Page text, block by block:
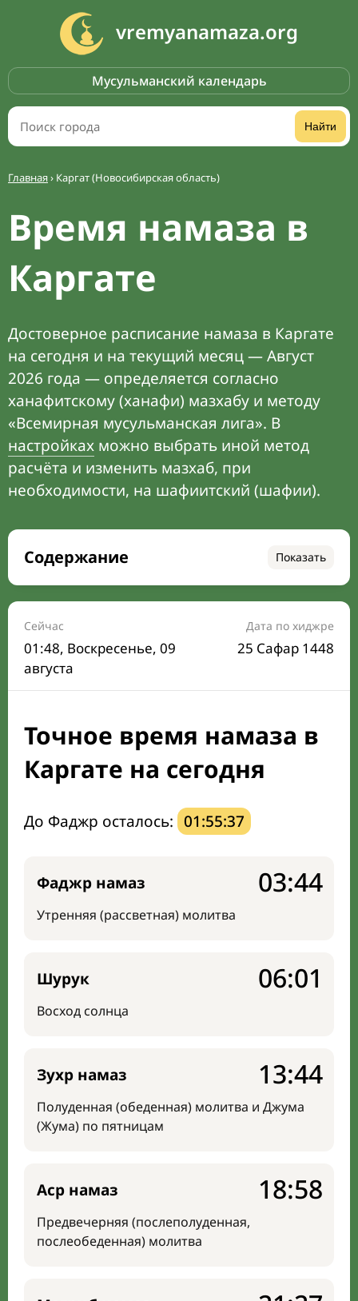
vremyanamaza.org
Мусульманский календарь
Найти
Главная› Каргат (Новосибирская область)
Время намаза в
Каргате
Достоверное расписание намаза в Каргате
на сегодня и на текущий месяц — Август
2026 года — определяется согласно
ханафитскому (ханафи) мазхабу и методу
«Всемирная мусульманская лига». В
настройках можно выбрать иной метод
расчёта и изменить мазхаб, при
необходимости, на шафиитский (шафии).
Содержание Показать
Время намаза на сегодня
Расписание на месяц
Время Сухура и Ифтара на сегодня
Календарь рамадана
Направление киблы
Сейчас
01:48, Воскресенье, 09
августа
Дата по хиджре
25 Сафар 1448
Точное время намаза в
Каргате на сегодня
До Фаджр осталось: 01:55:36
Фаджр намаз
Утренняя (рассветная) молитва
03:44
Шурук
Восход солнца
06:01
Зухр намаз
Полуденная (обеденная) молитва и Джума
(Жума) по пятницам
13:44
Аср намаз
Предвечерняя (послеполуденная,
послеобеденная) молитва
18:58